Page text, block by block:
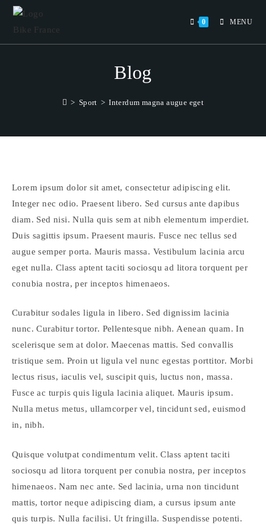
Skip
0 MENU
Blog
> Sport > Interdum magna augue eget
Lorem ipsum dolor sit amet, consectetur adipiscing elit.
Integer nec odio. Praesent libero. Sed cursus ante dapibus
diam. Sed nisi. Nulla quis sem at nibh elementum imperdiet.
Duis sagittis ipsum. Praesent mauris. Fusce nec tellus sed
augue semper porta. Mauris massa. Vestibulum lacinia arcu
eget nulla. Class aptent taciti sociosqu ad litora torquent per
conubia nostra, per inceptos himenaeos.
Curabitur sodales ligula in libero. Sed dignissim lacinia
nunc. Curabitur tortor. Pellentesque nibh. Aenean quam. In
scelerisque sem at dolor. Maecenas mattis. Sed convallis
tristique sem. Proin ut ligula vel nunc egestas porttitor. Morbi
lectus risus, iaculis vel, suscipit quis, luctus non, massa.
Fusce ac turpis quis ligula lacinia aliquet. Mauris ipsum.
Nulla metus metus, ullamcorper vel, tincidunt sed, euismod
in, nibh.
Quisque volutpat condimentum velit. Class aptent taciti
sociosqu ad litora torquent per conubia nostra, per inceptos
himenaeos. Nam nec ante. Sed lacinia, urna non tincidunt
mattis, tortor neque adipiscing diam, a cursus ipsum ante
quis turpis. Nulla facilisi. Ut fringilla. Suspendisse potenti.